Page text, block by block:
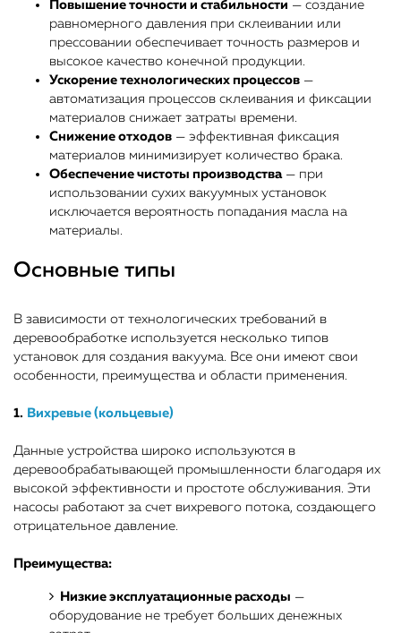
Повышение точности и стабильности — создание
равномерного давления при склеивании или
прессовании обеспечивает точность размеров и
высокое качество конечной продукции.
Ускорение технологических процессов —
автоматизация процессов склеивания и фиксации
материалов снижает затраты времени.
Снижение отходов — эффективная фиксация
материалов минимизирует количество брака.
Обеспечение чистоты производства — при
использовании сухих вакуумных установок
исключается вероятность попадания масла на
материалы.
Основные типы
В зависимости от технологических требований в
деревообработке используется несколько типов
установок для создания вакуума. Все они имеют свои
особенности, преимущества и области применения.
1. Вихревые (кольцевые)
Данные устройства широко используются в
деревообрабатывающей промышленности благодаря их
высокой эффективности и простоте обслуживания. Эти
насосы работают за счет вихревого потока, создающего
отрицательное давление.
Преимущества:
Низкие эксплуатационные расходы —
оборудование не требует больших денежных